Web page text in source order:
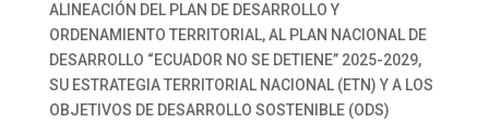
ALINEACIÓN DEL PLAN DE DESARROLLO Y
ORDENAMIENTO TERRITORIAL, AL PLAN NACIONAL DE
DESARROLLO “ECUADOR NO SE DETIENE” 2025-2029,
SU ESTRATEGIA TERRITORIAL NACIONAL (ETN) Y A LOS
OBJETIVOS DE DESARROLLO SOSTENIBLE (ODS)